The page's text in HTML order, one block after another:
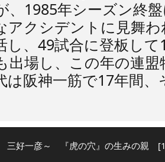
、1985年シーズン終
アクシデントに見舞
し、49試合に登板し
出場し、この年の連
は阪神一筋で17年間
三好一彦～ 『虎の穴』の生みの親